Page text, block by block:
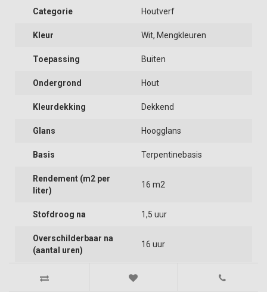
Categorie Houtverf
Kleur Wit, Mengkleuren
Toepassing Buiten
Ondergrond Hout
Kleurdekking Dekkend
Glans Hoogglans
Basis Terpentinebasis
Rendement (m2 per
liter)
16 m2
Stofdroog na 1,5 uur
Overschilderbaar na
(aantal uren)
16 uur